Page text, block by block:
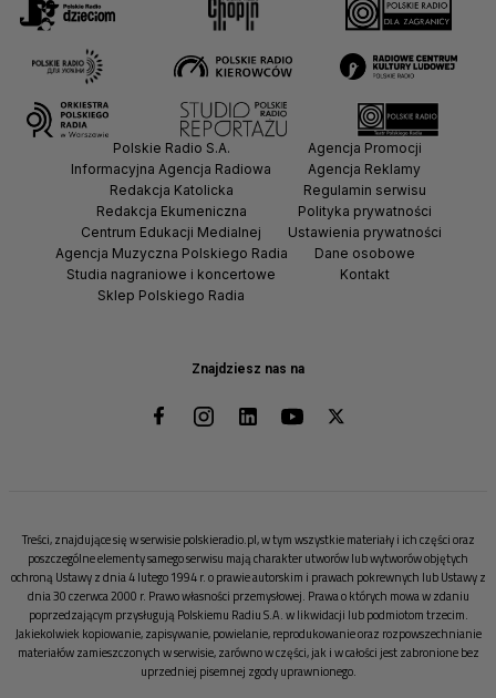
Znajdziesz nas na
Polskie Radio S.A.
Informacyjna Agencja Radiowa
Redakcja Katolicka
Redakcja Ekumeniczna
Centrum Edukacji Medialnej
Agencja Muzyczna Polskiego Radia
Studia nagraniowe i koncertowe
Sklep Polskiego Radia
Agencja Promocji
Agencja Reklamy
Regulamin serwisu
Polityka prywatności
Ustawienia prywatności
Dane osobowe
Kontakt
Treści, znajdujące się w serwisie polskieradio.pl, w tym wszystkie materiały i ich części oraz
poszczególne elementy samego serwisu mają charakter utworów lub wytworów objętych
ochroną Ustawy z dnia 4 lutego 1994 r. o prawie autorskim i prawach pokrewnych lub Ustawy z
dnia 30 czerwca 2000 r. Prawo własności przemysłowej. Prawa o których mowa w zdaniu
poprzedzającym przysługują Polskiemu Radiu S.A. w likwidacji lub podmiotom trzecim.
Jakiekolwiek kopiowanie, zapisywanie, powielanie, reprodukowanie oraz rozpowszechnianie
materiałów zamieszczonych w serwisie, zarówno w części, jak i w całości jest zabronione bez
uprzedniej pisemnej zgody uprawnionego.